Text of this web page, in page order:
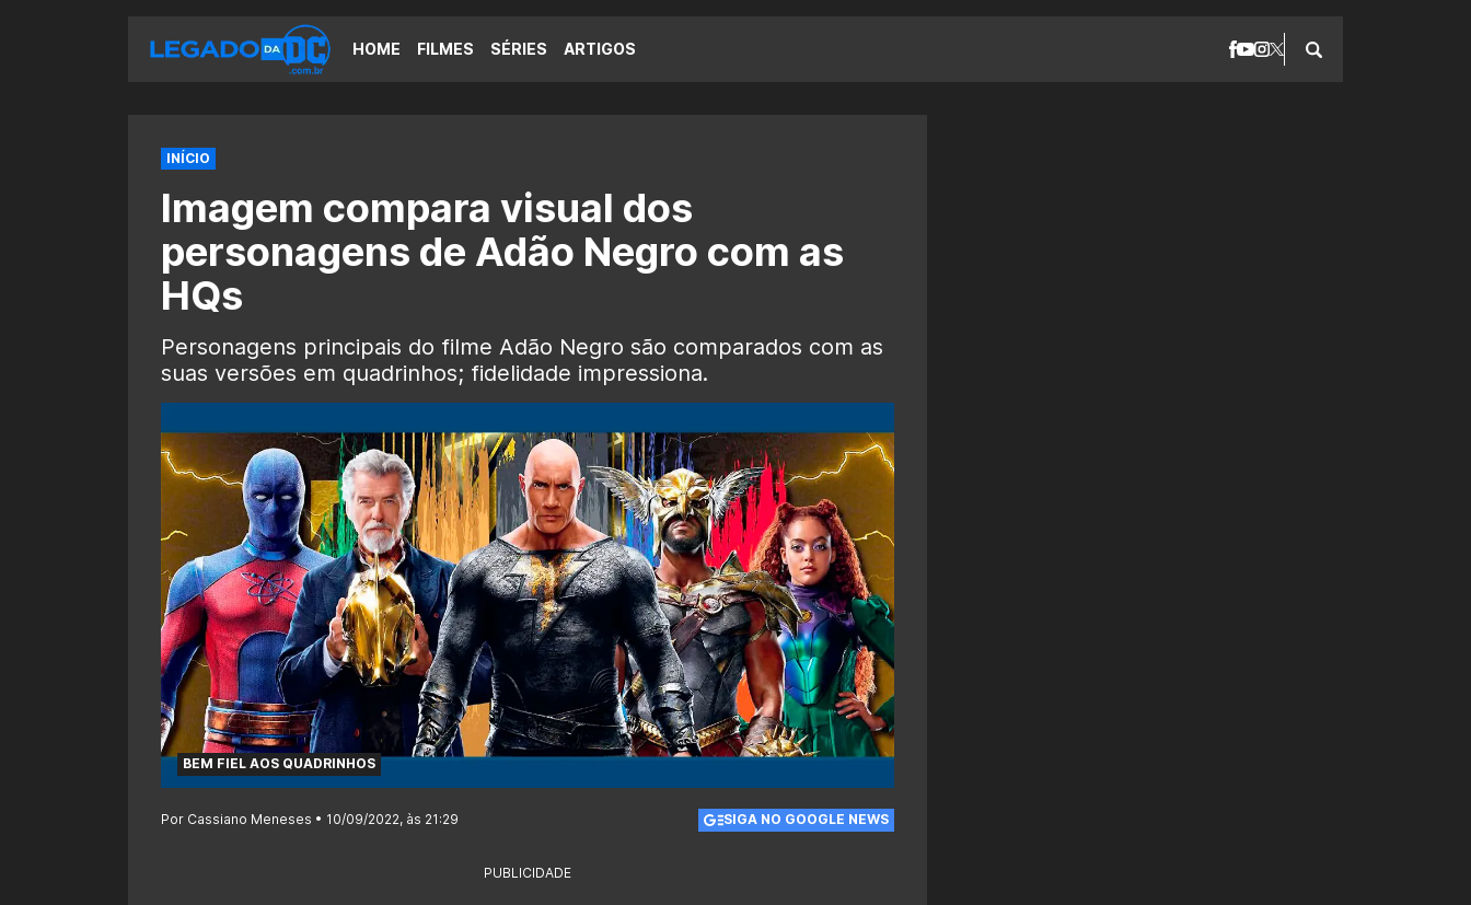
HOME FILMES SÉRIES ARTIGOS
INÍCIO
Imagem compara visual dos
personagens de Adão Negro com as
HQs
Personagens principais do filme Adão Negro são comparados com as
suas versões em quadrinhos; fidelidade impressiona.
BEM FIEL AOS QUADRINHOS
Por Cassiano Meneses • 10/09/2022, às 21:29 SIGA NO GOOGLE NEWS
PUBLICIDADE